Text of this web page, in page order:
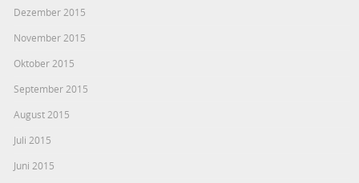
Dezember 2015
November 2015
Oktober 2015
September 2015
August 2015
Juli 2015
Juni 2015